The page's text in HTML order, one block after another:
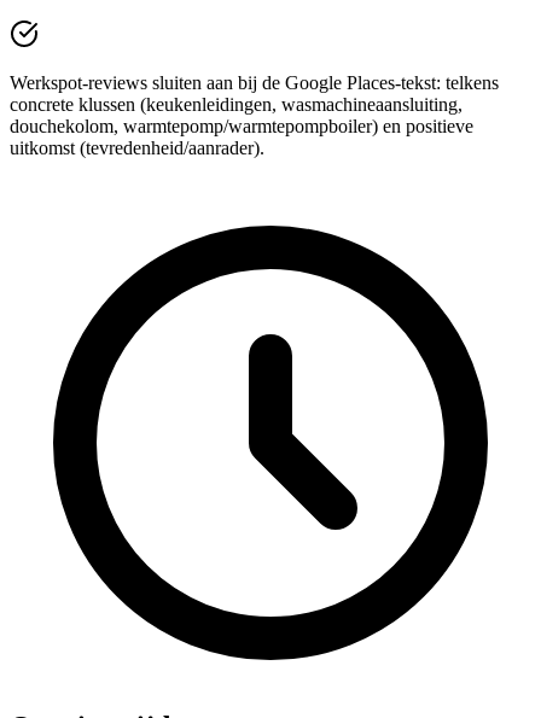
Werkspot-reviews sluiten aan bij de Google Places-tekst: telkens
concrete klussen (keukenleidingen, wasmachineaansluiting,
douchekolom, warmtepomp/warmtepompboiler) en positieve
uitkomst (tevredenheid/aanrader).